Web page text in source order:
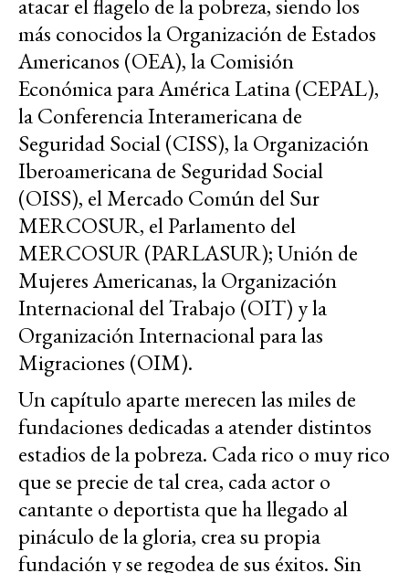
atacar el flagelo de la pobreza, siendo los
más conocidos la Organización de Estados
Americanos (OEA), la Comisión
Económica para América Latina (CEPAL),
la Conferencia Interamericana de
Seguridad Social (CISS), la Organización
Iberoamericana de Seguridad Social
(OISS), el Mercado Común del Sur
MERCOSUR, el Parlamento del
MERCOSUR (PARLASUR); Unión de
Mujeres Americanas, la Organización
Internacional del Trabajo (OIT) y la
Organización Internacional para las
Migraciones (OIM).
Un capítulo aparte merecen las miles de
fundaciones dedicadas a atender distintos
estadios de la pobreza. Cada rico o muy rico
que se precie de tal crea, cada actor o
cantante o deportista que ha llegado al
pináculo de la gloria, crea su propia
fundación y se regodea de sus éxitos. Sin